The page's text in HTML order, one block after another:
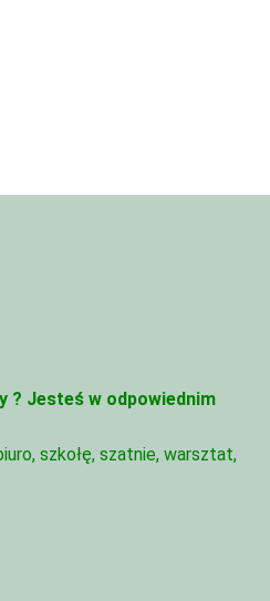
? Jesteś w odpowiednim
szkołę, szatnie, warsztat,